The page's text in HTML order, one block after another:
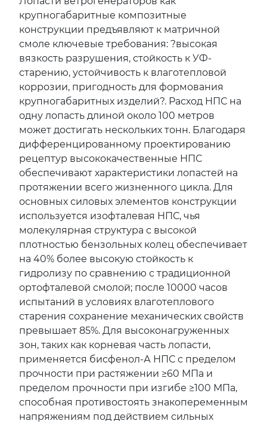
крупногабаритные композитные
конструкции предъявляют к матричной
смоле ключевые требования: ?высокая
вязкость разрушения, стойкость к УФ-
старению, устойчивость к влаготепловой
коррозии, пригодность для формования
крупногабаритных изделий?. Расход НПС на
одну лопасть длиной около 100 метров
может достигать нескольких тонн. Благодаря
дифференцированному проектированию
рецептур высококачественные НПС
обеспечивают характеристики лопастей на
протяжении всего жизненного цикла. Для
основных силовых элементов конструкции
используется изофталевая НПС, чья
молекулярная структура с высокой
плотностью бензольных колец обеспечивает
на 40% более высокую стойкость к
гидролизу по сравнению с традиционной
ортофталевой смолой; после 10000 часов
испытаний в условиях влаготеплового
старения сохранение механических свойств
превышает 85%. Для высоконагруженных
зон, таких как корневая часть лопасти,
применяется бисфенол-А НПС с пределом
прочности при растяжении ≥60 МПа и
пределом прочности при изгибе ≥100 МПа,
способная противостоять знакопеременным
напряжениям под действием сильных